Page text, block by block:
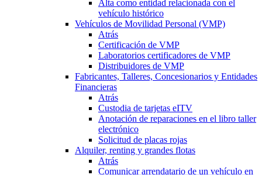
Alta como entidad relacionada con el
vehículo histórico
Vehículos de Movilidad Personal (VMP)
Atrás
Certificación de VMP
Laboratorios certificadores de VMP
Distribuidores de VMP
Fabricantes, Talleres, Concesionarios y Entidades
Financieras
Atrás
Custodia de tarjetas eITV
Anotación de reparaciones en el libro taller
electrónico
Solicitud de placas rojas
Alquiler, renting y grandes flotas
Atrás
Comunicar arrendatario de un vehículo en